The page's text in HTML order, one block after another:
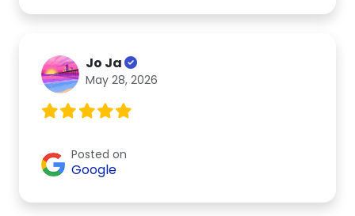
Jo Ja
May 28, 2026
Posted on
Google